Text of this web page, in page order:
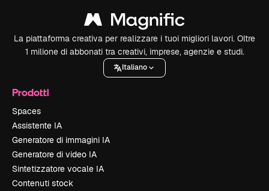
La piattaforma creativa per realizzare i tuoi migliori lavori. Oltre
1 milione di abbonati tra creativi, imprese, agenzie e studi.
Italiano
Prodotti
Spaces
Assistente IA
Generatore di immagini IA
Generatore di video IA
Sintetizzatore vocale IA
Contenuti stock